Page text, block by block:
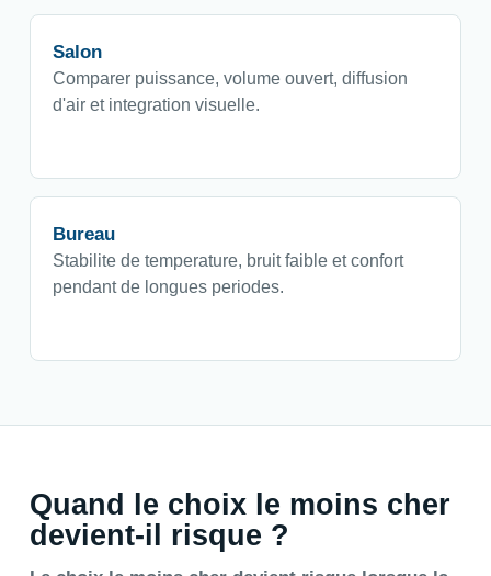
Salon
Comparer puissance, volume ouvert, diffusion
d'air et integration visuelle.
Bureau
Stabilite de temperature, bruit faible et confort
pendant de longues periodes.
Quand le choix le moins cher
devient-il risque ?